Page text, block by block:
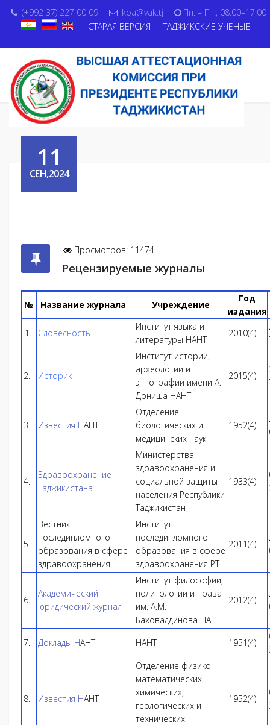
(+992 37) 227 00 09 koa@vak.tj
Пн. – Пт., 08:00–17:00
СТАРАЯ ВЕРСИЯ
ТАДЖИКСКИЕ УЧЕНЫЕ
11
СЕН,2024
Просмотров: 11474
Рецензируемые журналы
№ Название журнала Учреждение
Год
издания
1.
Словесность
Институт языка и
литературы НАНТ
2010(4)
2. Историк
Институт истории,
археологии и
этнографии имени А.
Дониша НАНТ
2015(4)
3. Известия НАНТ
Отделение
биологических и
медицинских наук
1952(4)
4.
Здравоохранение
Таджикистана
Министерства
здравоохранения и
социальной защиты
населения Республики
Таджикистан
1933(4)
5.
Вестник
последипломного
образования в сфере
здравоохранения
Институт
последипломного
образования в сфере
здравоохранения РТ
2011(4)
6.
Академический
юридический журнал
Институт философии,
политологии и права
им. А.М.
Баховаддинова НАНТ
2012(4)
7. Доклады НАНТ НАНТ 1951(4)
8. Известия НАНТ
Отделение физико-
математических,
химических,
геологических и
технических
1952(4)